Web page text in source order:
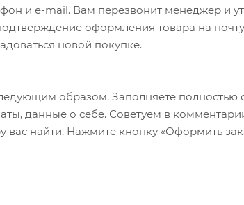
и e-mail. Вам перезвонит менеджер и
оформления товара на
новой покупке.
образом. Заполняете полностью
данные о себе. Советуем в
найти. Нажмите кнопку «Оформить